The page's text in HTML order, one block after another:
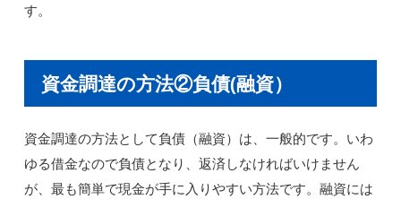
す。
資金調達の方法②負債(融資）
資金調達の方法として負債（融資）は、一般的です。いわ
ゆる借金なので負債となり、返済しなければいけません
が、最も簡単で現金が手に入りやすい方法です。融資には